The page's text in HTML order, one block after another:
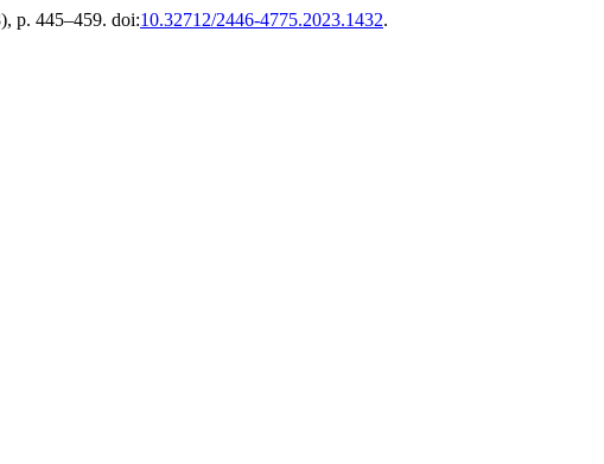
p. 445–459. doi:10.32712/2446-4775.2023.1432.